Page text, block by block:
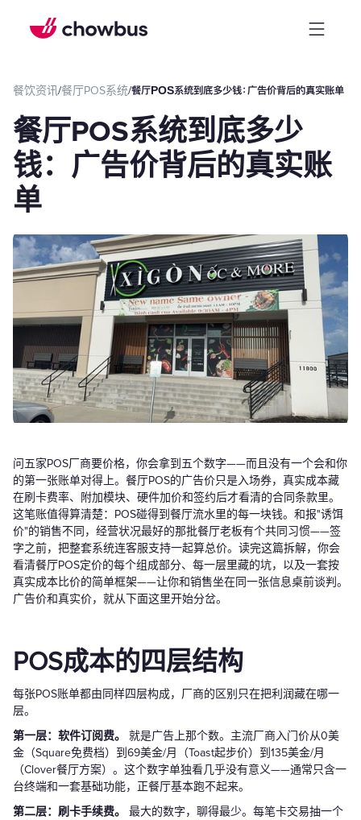
餐饮资讯/餐厅POS系统/餐厅POS系统到底多少钱：广告价背后的真实账单
餐厅POS系统到底多少
钱：广告价背后的真实账
单
问五家POS厂商要价格，你会拿到五个数字——而且没有一个会和你
的第一张账单对得上。餐厅POS的广告价只是入场券，真实成本藏
在刷卡费率、附加模块、硬件加价和签约后才看清的合同条款里。
这笔账值得算清楚：POS碰得到餐厅流水里的每一块钱。和报"诱饵
价"的销售不同，经营状况最好的那批餐厅老板有个共同习惯——签
字之前，把整套系统连客服支持一起算总价。读完这篇拆解，你会
看清餐厅POS定价的每个组成部分、每一层里藏的坑，以及一套按
真实成本比价的简单框架——让你和销售坐在同一张信息桌前谈判。
广告价和真实价，就从下面这里开始分岔。
POS成本的四层结构
每张POS账单都由同样四层构成，厂商的区别只在把利润藏在哪一
层。
第一层：软件订阅费。
就是广告上那个数。主流厂商入门价从0美
金（Square免费档）到69美金/月（Toast起步价）到135美金/月
（Clover餐厅方案）。这个数字单独看几乎没有意义——通常只含一
台终端和一套基础功能，正餐厅基本跑不起来。
第二层：刷卡手续费。
最大的数字，聊得最少。每笔卡交易抽一个